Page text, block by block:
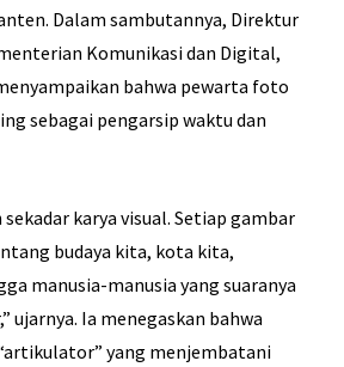
Dalam sambutannya, Direktur
Komunikasi dan Digital,
bahwa pewarta foto
sebagai pengarsip waktu dan
karya visual. Setiap gambar
budaya kita, kota kita,
manusia-manusia yang suaranya
ujarnya. Ia menegaskan bahwa
yang menjembatani